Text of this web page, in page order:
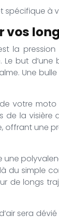
la
but
Une
de votre moto
la
une
du simple
longs
sera